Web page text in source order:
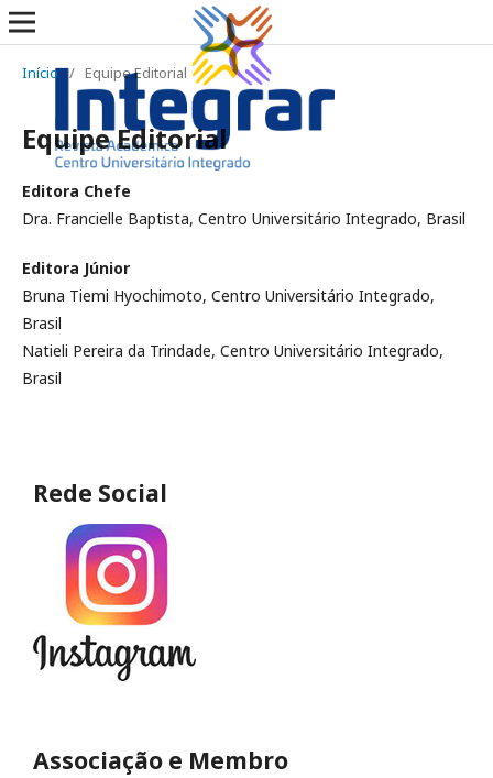
Início / Equipe Editorial
Equipe Editorial
Editora Chefe
Dra. Francielle Baptista, Centro Universitário Integrado, Brasil
Editora Júnior
Bruna Tiemi Hyochimoto, Centro Universitário Integrado,
Brasil
Natieli Pereira da Trindade, Centro Universitário Integrado,
Brasil
Rede Social
Associação e Membro